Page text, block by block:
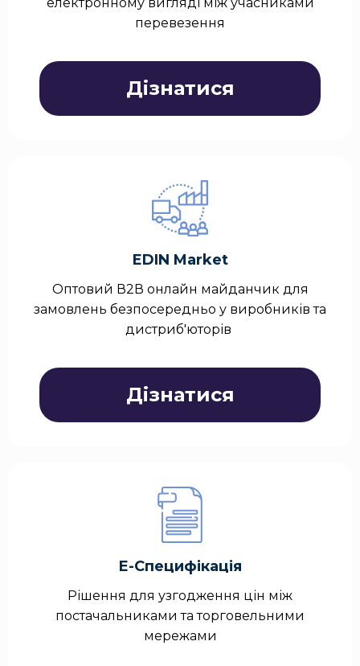
електронному вигляді між учасниками
перевезення
Дізнатися
EDIN Market
Оптовий В2В онлайн майданчик для
замовлень безпосередньо у виробників та
дистриб'юторів
Дізнатися
Е-Специфікація
Рішення для узгодження цін між
постачальниками та торговельними
мережами